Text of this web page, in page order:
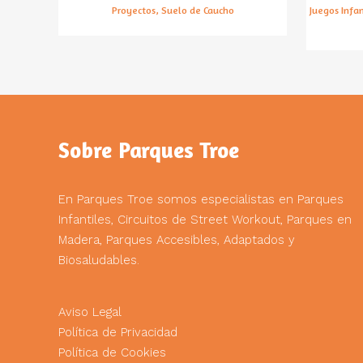
Proyectos, Suelo de Caucho
Juegos
Sobre Parques Troe
En Parques Troe somos especialistas en Parques
Infantiles, Circuitos de Street Workout, Parques en
Madera, Parques Accesibles, Adaptados y
Biosaludables.
Aviso Legal
Política de Privacidad
Política de Cookies